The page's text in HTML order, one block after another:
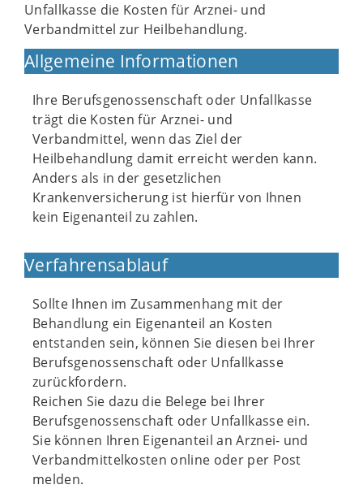
Unfallkasse die Kosten für Arznei- und
Verbandmittel zur Heilbehandlung.
Allgemeine Informationen
Ihre Berufsgenossenschaft oder Unfallkasse
trägt die Kosten für Arznei- und
Verbandmittel, wenn das Ziel der
Heilbehandlung damit erreicht werden kann.
Anders als in der gesetzlichen
Krankenversicherung ist hierfür von Ihnen
kein Eigenanteil zu zahlen.
Verfahrensablauf
Sollte Ihnen im Zusammenhang mit der
Behandlung ein Eigenanteil an Kosten
entstanden sein, können Sie diesen bei Ihrer
Berufsgenossenschaft oder Unfallkasse
zurückfordern.
Reichen Sie dazu die Belege bei Ihrer
Berufsgenossenschaft oder Unfallkasse ein.
Sie können Ihren Eigenanteil an Arznei- und
Verbandmittelkosten online oder per Post
melden.